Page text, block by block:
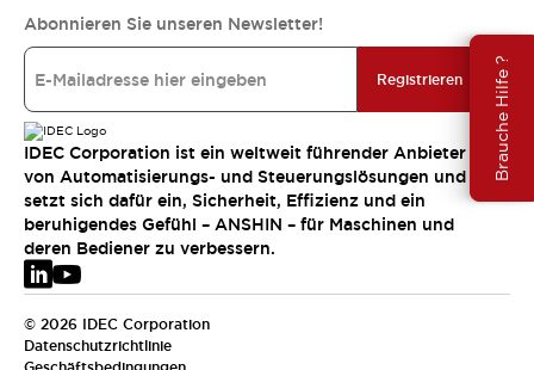
Brauche Hilfe ?
Abonnieren Sie unseren Newsletter!
Registrieren
IDEC Corporation ist ein weltweit führender Anbieter
von Automatisierungs- und Steuerungslösungen und
setzt sich dafür ein, Sicherheit, Effizienz und ein
beruhigendes Gefühl – ANSHIN – für Maschinen und
deren Bediener zu verbessern.
© 2026 IDEC Corporation
Datenschutzrichtlinie